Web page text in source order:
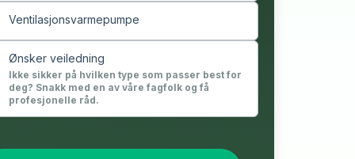
Ventilasjonsvarmepumpe
Ønsker veiledning
Ikke sikker på hvilken type som passer best for
deg? Snakk med en av våre fagfolk og få
profesjonelle råd.